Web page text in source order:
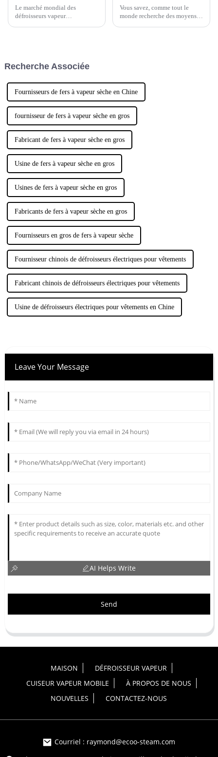
Le marché mondial des
défroisseurs vapeur
Vous savez, comme tout le
monde recherche des moyens
Recherche Associée
Fournisseurs de fers à vapeur sèche en Chine
fournisseur de fers à vapeur sèche en gros
Fabricant de fers à vapeur sèche en gros
Usine de fers à vapeur sèche en gros
Usines de fers à vapeur sèche en gros
Fabricants de fers à vapeur sèche en gros
Fournisseurs en gros de fers à vapeur sèche
Fournisseur chinois de défroisseurs électriques pour vêtements
Fabricant chinois de défroisseurs électriques pour vêtements
Usine de défroisseurs électriques pour vêtements en Chine
Leave Your Message
AI Helps Write
Send
MAISON
DÉFROISSEUR VAPEUR
CUISEUR VAPEUR MOBILE
À PROPOS DE NOUS
NOUVELLES
CONTACTEZ-NOUS
Courriel : raymond@ecoo-steam.com